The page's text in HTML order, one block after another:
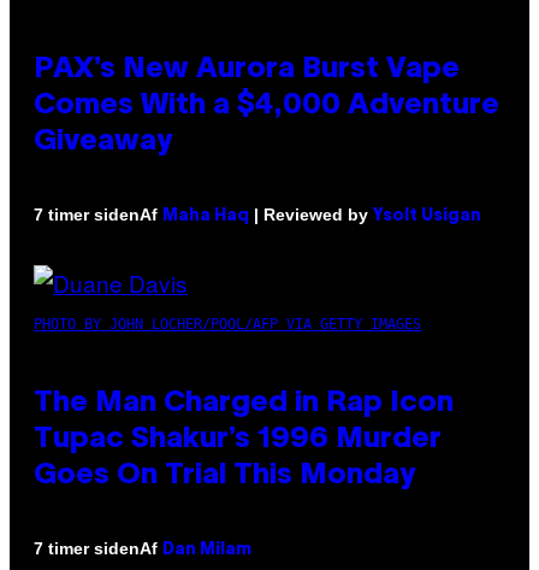
PAX’s New Aurora Burst Vape
Comes With a $4,000 Adventure
Giveaway
7 timer sidenAf Maha Haq | Reviewed by Ysolt Usigan
PHOTO BY JOHN LOCHER/POOL/AFP VIA GETTY IMAGES
The Man Charged in Rap Icon
Tupac Shakur’s 1996 Murder
Goes On Trial This Monday
7 timer sidenAf Dan Milam